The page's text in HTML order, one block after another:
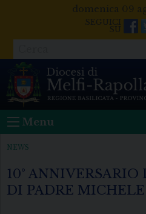
domenica 09
Menu
NEWS
10°
DI PADRE MICHELE